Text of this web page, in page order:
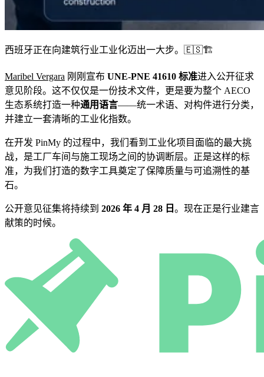
西班牙正在向建筑行业工业化迈出一大步。🇪🇸🏗️
Maribel Vergara 刚刚宣布 UNE-PNE 41610 标准进入公开征求
意见阶段。这不仅仅是一份技术文件，更是要为整个 AECO
生态系统打造一种通用语言——统一术语、对构件进行分类，
并建立一套清晰的工业化指数。
在开发 PinMy 的过程中，我们看到工业化项目面临的最大挑
战，是工厂车间与施工现场之间的协调断层。正是这样的标
准，为我们打造的数字工具奠定了保障质量与可追溯性的基
石。
公开意见征集将持续到 2026 年 4 月 28 日 。现在正是行业建言
献策的时候。